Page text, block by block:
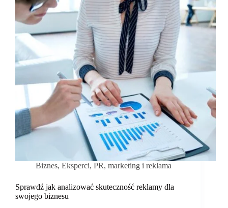
Biznes, Eksperci, PR, marketing i reklama
Sprawdź jak analizować skuteczność reklamy dla
swojego biznesu